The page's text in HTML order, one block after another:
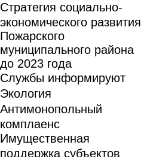
Стратегия социально-
экономического развития
Пожарского
муниципального района
до 2023 года
Службы информируют
Экология
Антимонопольный
комплаенс
Имущественная
поддержка субъектов